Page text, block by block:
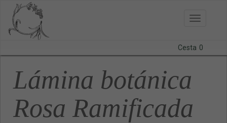
Toggle
BODAS
LÁMINAS
PAPELERÍA
Cesta 0
Lámina botánica
Rosa Ramificada